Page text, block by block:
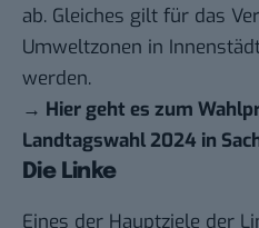
ab. Gleiches gilt für das
Umweltzonen in
werden.
→ Hier geht es zum
Landtagswahl 2024 in
Die Linke
Eines der Hauptziele der